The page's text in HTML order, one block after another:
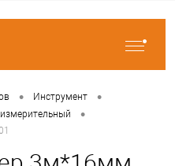
• Инструмент •
•